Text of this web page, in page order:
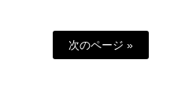
次のページ »